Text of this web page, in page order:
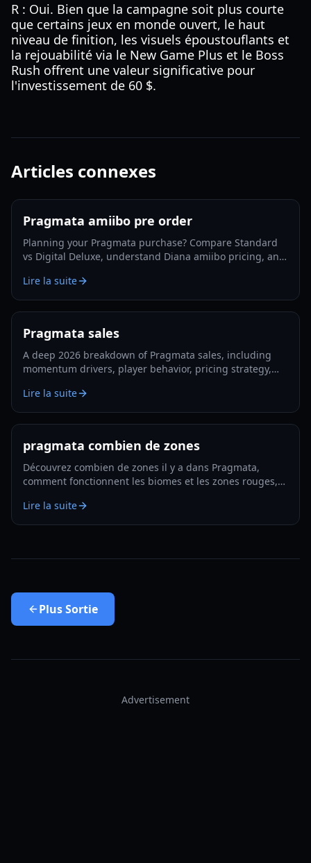
R : Oui. Bien que la campagne soit plus courte
que certains jeux en monde ouvert, le haut
niveau de finition, les visuels époustouflants et
la rejouabilité via le New Game Plus et le Boss
Rush offrent une valeur significative pour
l'investissement de 60 $.
Articles connexes
Pragmata amiibo pre order
Planning your Pragmata purchase? Compare Standard
vs Digital Deluxe, understand Diana amiibo pricing, and
Lire la suite
Pragmata sales
A deep 2026 breakdown of Pragmata sales, including
momentum drivers, player behavior, pricing strategy,
Lire la suite
pragmata combien de zones
Découvrez combien de zones il y a dans Pragmata,
comment fonctionnent les biomes et les zones rouges,
améliorations efficaces en 2026.
Lire la suite
PlusSortie
Advertisement